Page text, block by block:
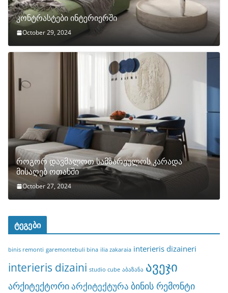
კონტრასტები ინტერიერში
October 29, 2024
როგორ დავმალოთ სამზარეულოს კარადა
მისაღებ ოთახში
October 27, 2024
ტეგები
binis remonti garemontebuli bina ilia zakaraia interieris dizaineri
interieris dizaini studio cube აბაზანა ავეჯი
არქიტექტორიარქიტექტურა ბინის რემონტი